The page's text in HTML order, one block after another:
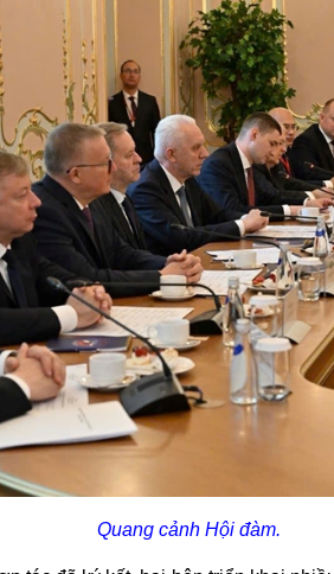
Quang cảnh Hội đàm.